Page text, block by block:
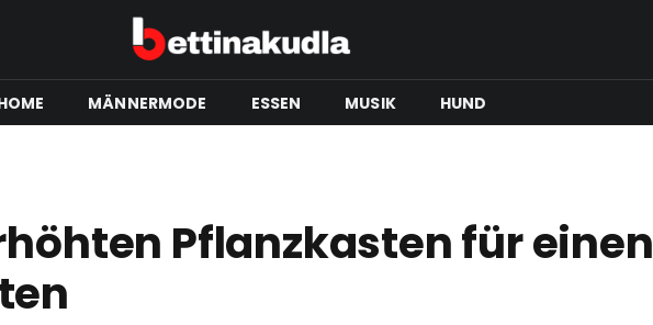
MÄNNERMODE ESSEN MUSIK HUND
Pflanzkasten für einen